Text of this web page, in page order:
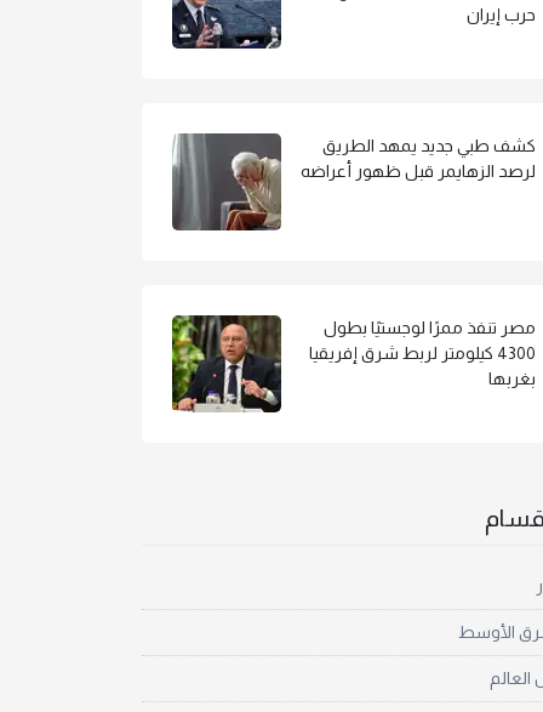
حرب إيران
كشف طبي جديد يمهد الطريق
لرصد الزهايمر قبل ظهور أعراضه
مصر تنفذ ممرًا لوجستيًا بطول
4300 كيلومتر لربط شرق إفريقيا
بغربها
الأوسط
العالم